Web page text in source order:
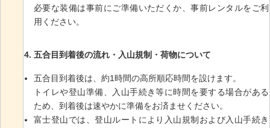
必要な装備は事前にご準備いただくか、事前レンタルをご利
用ください。
五合目到着後の流れ・入山規制・荷物について
五合目到着後は、約1時間の高所順応時間を設けます。
トイレや登山準備、入山手続き等に時間を要する場合がある
ため、到着後は速やかに準備をお済ませください。
富士登山では、登山ルートにより入山規制および入山手続き